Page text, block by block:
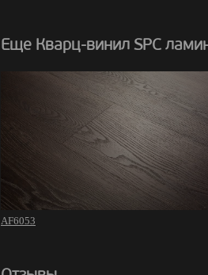
Еще Кварц-винил SPC
AF6053